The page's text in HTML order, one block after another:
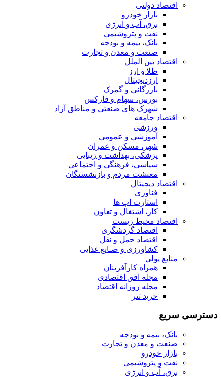
اقتصاد دولتی
بازار خودرو
برق، آب و انرژی
نفت و پتروشیمی
بانک، بیمه و بودجه
صنعت و معدن و تجارت
اقتصاد بین الملل
طلا و ارز
ارزدیجیتال
بازرگانی و گمرک
بورس، سهام و فارکس
شهرک های صنعتی و مناطق آزاد
اقتصاد جامعه
ورزشی
آموزشی و عمومی
شهر، مسکن و عمران
پزشکی، بهداشت و زیبایی
سیاسی، فرهنگی و اجتماعی
معیشت مردم و بازنشستگان
اقتصاد دیجیتال
فناوری
استارت اپ ها
کار، اشتغال و تعاون
اقتصاد محیط زیست
اقتصاد گردشگری
اقتصاد حمل و نقل
کشاورزی و صنایع غذایی
منابع پولی
همراه کارآفرینان
مجله افق اقتصادی
مجله روزانه اقتصاد
خرید تتر
دسترسی سریع
بانک، بیمه و بودجه
صنعت و معدن و تجارت
بازار خودرو
نفت و پتروشیمی
برق، آب و انرژی